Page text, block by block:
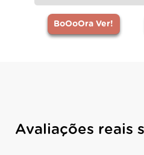
BoOoOra Ver!
Avaliações reais